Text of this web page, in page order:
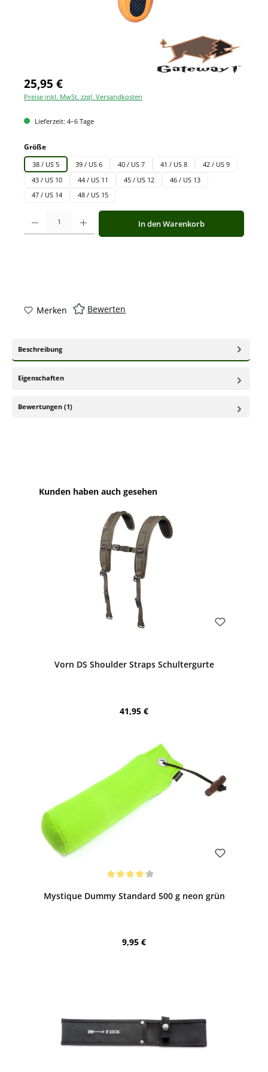
25,95 €
Preise inkl. MwSt. zzgl. Versandkosten
Lieferzeit: 4–6 Tage
Größeauswählen
38 / US 5 39 / US 6 40 / US 7 41 / US 8
42 / US 9
43 / US 10
44 / US 11 45 / US 12
46 / US 13
47 / US 14
48 / US 15
Produkt Anzahl: Gib den gewünschten Wert ein oder benutze die
In den Warenkorb
Merken Bewerten
Beschreibung
Eigenschaften
Bewertungen (1)
Produktgalerie überspringen
Kunden haben auch gesehen
Vorn DS Shoulder Straps Schultergurte
Regulärer Preis:
41,95 €
Mystique Dummy Standard 500 g neon grün
Regulärer Preis:
9,95 €